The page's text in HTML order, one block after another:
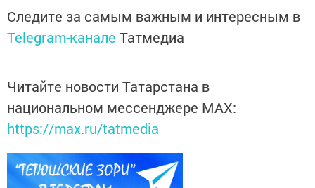
Следите за самым важным и интересным в
Telegram-канале Татмедиа
Читайте новости Татарстана в
национальном мессенджере MАХ:
https://max.ru/tatmedia